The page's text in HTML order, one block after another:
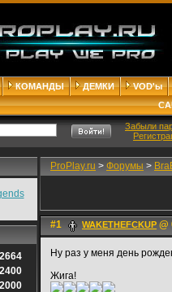
КОМАНДЫ ДЕМКИ
VOD'ы
Забыли
2664
2400
2000
ProPlay.ru > Форумы >
#1 WAKETHEFCKUP @
Ну раз у меня день
Жига!